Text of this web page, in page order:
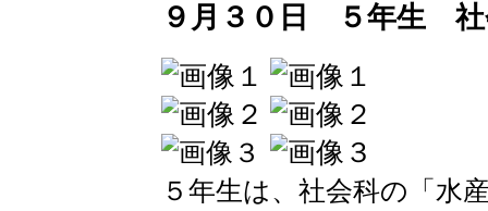
９月３０日 ５年生 社
５年生は、社会科の「水